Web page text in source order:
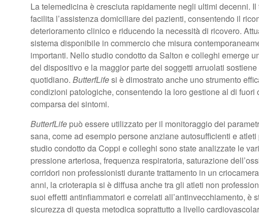
La telemedicina è cresciuta rapidamente negli ultimi decenni.
facilita l’assistenza domiciliare dei pazienti, consentendo il
deterioramento clinico e riducendo la necessità di ricovero.
sistema disponibile in commercio che misura
importanti. Nello studio condotto da Salton e colleghi emerge
del dispositivo e la maggior parte dei soggetti arruolati
quotidiano. ButterfLifesi è dimostrato anche uno strumento
condizioni patologiche, consentendo la loro gestione al di fuori
comparsa dei sintomi.
ButterfLife può essere utilizzato per il monitoraggio dei
sana, come ad esempio persone anziane autosufficienti e
studio condotto da Coppi e colleghi sono state analizzate le
pressione arteriosa, frequenza respiratoria, saturazione
corridori non professionisti durante trattamento in un
anni, la crioterapia si è diffusa anche tra gli atleti non
suoi effetti antinfiammatori e correlati all’antinvecchiamento, è
sicurezza di questa metodica soprattutto a livello